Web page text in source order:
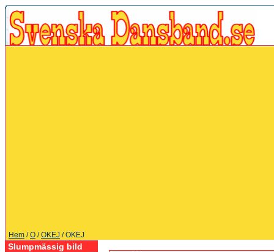
Hem /O /OKEJ / OKEJ
Slumpmässig bild